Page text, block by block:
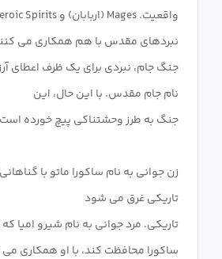
جنگ جام، نبردی برای یک ظرف اعطای
زن جوانی به نام ساکورا ماتو با
تاریکی. مرد جوانی به نام شیرو امیا